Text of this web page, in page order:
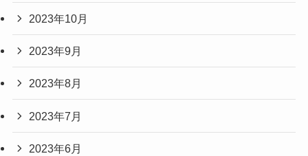
2023年10月
2023年9月
2023年8月
2023年7月
2023年6月